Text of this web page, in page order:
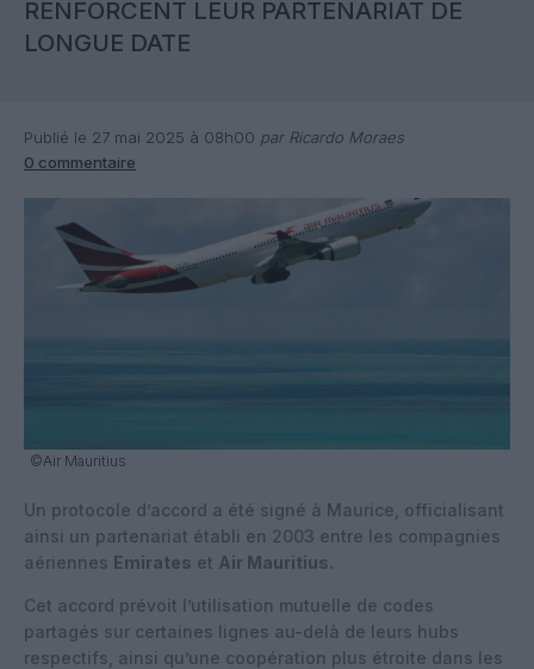
RENFORCENT LEUR PARTENARIAT DE
LONGUE DATE
Publié le 27 mai 2025 à 08h00 par Ricardo Moraes
0 commentaire
©Air Mauritius
Un protocole d’accord a été signé à Maurice, officialisant
ainsi un partenariat établi en 2003 entre les compagnies
aériennes Emirates et Air Mauritius.
Cet accord prévoit l’utilisation mutuelle de codes
partagés sur certaines lignes au-delà de leurs hubs
respectifs, ainsi qu’une coopération plus étroite dans les